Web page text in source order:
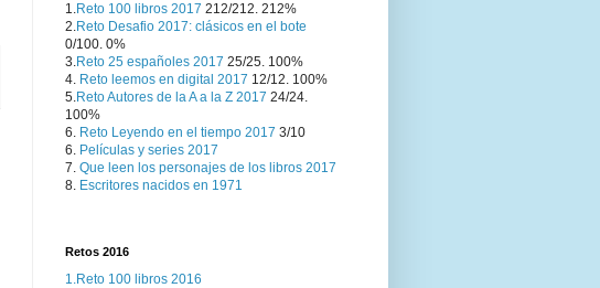
1.Reto 100 libros 2017 212/212. 212%
2.Reto Desafio 2017: clásicos en el bote
0/100. 0%
3.Reto 25 españoles 2017 25/25. 100%
4. Reto leemos en digital 2017 12/12. 100%
5.Reto Autores de la A a la Z 2017 24/24.
100%
6. Reto Leyendo en el tiempo 2017 3/10
6. Películas y series 2017
7. Que leen los personajes de los libros 2017
8. Escritores nacidos en 1971
Retos 2016
1.Reto 100 libros 2016